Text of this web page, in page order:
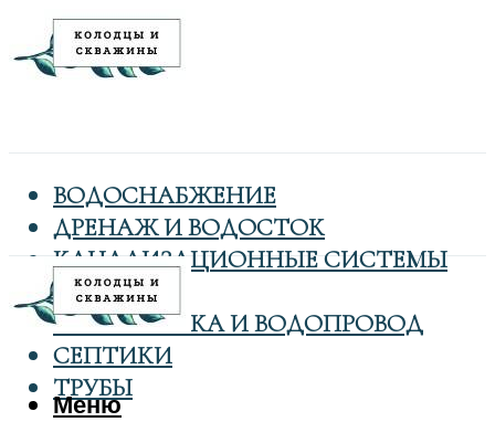
ВОДОСНАБЖЕНИЕ
ДРЕНАЖ И ВОДОСТОК
КАНАЛИЗАЦИОННЫЕ СИСТЕМЫ
КОЛОДЦЫ
САНТЕХНИКА И ВОДОПРОВОД
СЕПТИКИ
ТРУБЫ
Меню